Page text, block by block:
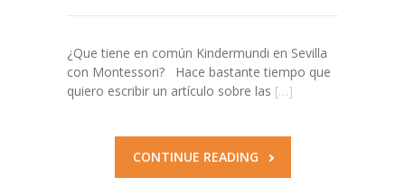
¿Que tiene en común Kindermundi en Sevilla
con Montessori? Hace bastante tiempo que
quiero escribir un artículo sobre las […]
CONTINUE READING